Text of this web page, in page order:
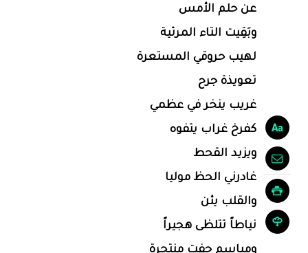
عن حلم الأمس
وبَقِيت التاء المرثية
لهيب حروقي المستعرة
تعويذة جرح
غريب ينخر في عظمي
كفرخ غراب يتفوه
ويزيد القحط
غادرني الحظ موليا
والقلب يئن
نياطاً تتلظى هجيراً
ومياسم جفت منتحرة